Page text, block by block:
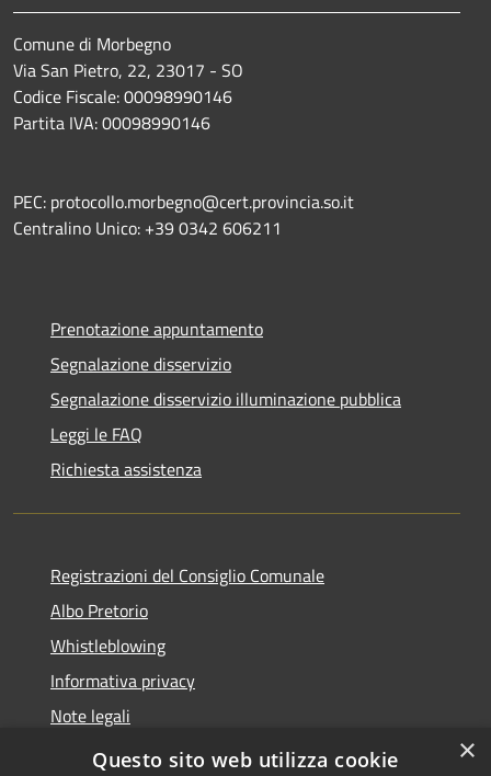
Comune di Morbegno
Via San Pietro, 22, 23017 - SO
Codice Fiscale: 00098990146
Partita IVA: 00098990146
PEC: protocollo.morbegno@cert.provincia.so.it
Centralino Unico: +39 0342 606211
Prenotazione appuntamento
Segnalazione disservizio
Segnalazione disservizio illuminazione pubblica
Leggi le FAQ
Richiesta assistenza
Registrazioni del Consiglio Comunale
Albo Pretorio
Whistleblowing
Informativa privacy
Note legali
Dichiarazione di accessibilità
×
Questo sito web utilizza cookie